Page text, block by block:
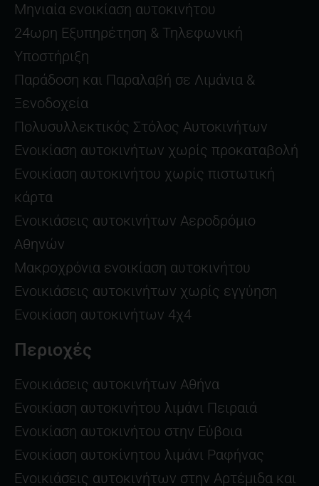
Περιοχές
Ενοικιάσεις αυτοκινήτων Αθήνα
Ενοικίαση αυτοκινήτου λιμάνι Πειραιά
Ενοικίαση αυτοκινήτου στην Εύβοια
Ενοικίαση αυτοκίνητου λιμάνι Ραφήνας
Ενοικιάσεις αυτοκινήτων στην Αρτέμιδα και
Μηνιαία ενοικίαση αυτοκινήτου
24ωρη Εξυπηρέτηση & Τηλεφωνική
Υποστήριξη
Παράδοση και Παραλαβή σε Λιμάνια &
Ξενοδοχεία
Πολυσυλλεκτικός Στόλος Αυτοκινήτων
Ενοικίαση αυτοκινήτων χωρίς προκαταβολή
Ενοικίαση αυτοκινήτου χωρίς πιστωτική
κάρτα
Ενοικιάσεις αυτοκινήτων Αεροδρόμιο
Αθηνών
Μακροχρόνια ενοικίαση αυτοκινήτου
Ενοικιάσεις αυτοκινήτων χωρίς εγγύηση
Ενοικίαση αυτοκινήτων 4χ4